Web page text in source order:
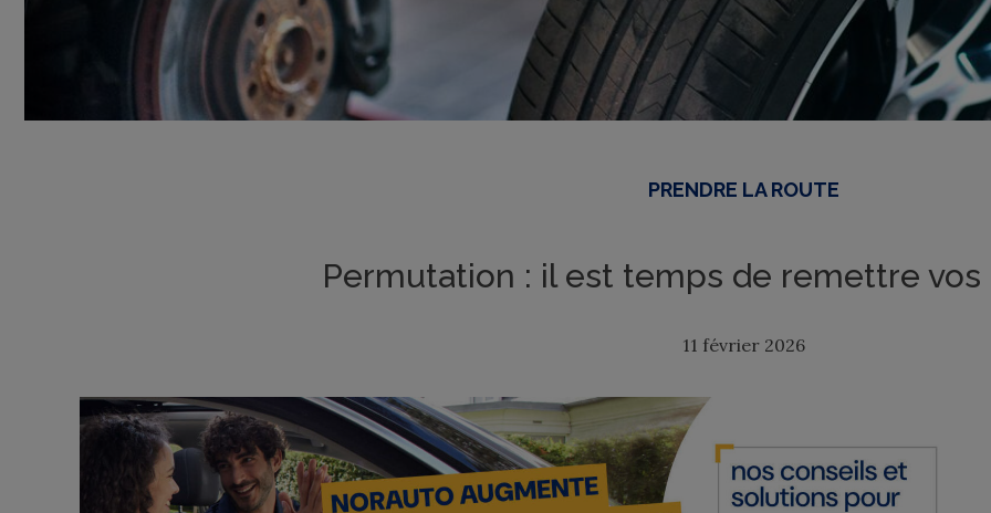
PRENDRE LA ROUTE
Permutation : il est temps de remettre
11 février 2026